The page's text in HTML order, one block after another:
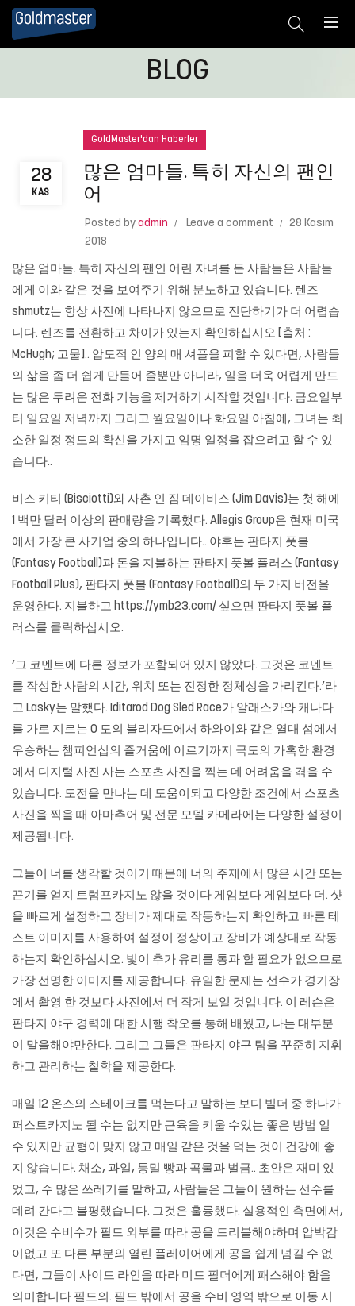
BLOG
28
KAS
GoldMaster'dan Haberler
많은 엄마들. 특히 자신의 팬인
어
Posted by admin Leave a comment
28 Kasım
2018
많은 엄마들. 특히 자신의 팬인 어린 자녀를 둔 사람들은 사람들
에게 이와 같은 것을 보여주기 위해 분노하고 있습니다. 렌즈
shmutz는 항상 사진에 나타나지 않으므로 진단하기가 더 어렵습
니다. 렌즈를 전환하고 차이가 있는지 확인하십시오 [출처 :
McHugh; 고물].. 압도적 인 양의 매 셔플을 피할 수 있다면, 사람들
의 삶을 좀 더 쉽게 만들어 줄뿐만 아니라, 일을 더욱 어렵게 만드
는 많은 두려운 전화 기능을 제거하기 시작할 것입니다. 금요일부
터 일요일 저녁까지 그리고 월요일이나 화요일 아침에, 그녀는 최
소한 일정 정도의 확신을 가지고 임명 일정을 잡으려고 할 수 있
습니다..
비스 키티 (Bisciotti)와 사촌 인 짐 데이비스 (Jim Davis)는 첫 해에
1 백만 달러 이상의 판매량을 기록했다. Allegis Group은 현재 미국
에서 가장 큰 사기업 중의 하나입니다.. 야후는 판타지 풋볼
(Fantasy Football)과 돈을 지불하는 판타지 풋볼 플러스 (Fantasy
Football Plus), 판타지 풋볼 (Fantasy Football)의 두 가지 버전을
운영한다. 지불하고 https://ymb23.com/ 싶으면 판타지 풋볼 플
러스를 클릭하십시오.
‘그 코멘트에 다른 정보가 포함되어 있지 않았다. 그것은 코멘트
를 작성한 사람의 시간, 위치 또는 진정한 정체성을 가리킨다.’라
고 Lasky는 말했다. Iditarod Dog Sled Race가 알래스카와 캐나다
를 가로 지르는 0 도의 블리자드에서 하와이와 같은 열대 섬에서
우승하는 챔피언십의 즐거움에 이르기까지 극도의 가혹한 환경
에서 디지털 사진 사는 스포츠 사진을 찍는 데 어려움을 겪을 수
있습니다. 도전을 만나는 데 도움이되고 다양한 조건에서 스포츠
사진을 찍을 때 아마추어 및 전문 모델 카메라에는 다양한 설정이
제공됩니다.
그들이 너를 생각할 것이기 때문에 너의 주제에서 많은 시간 또는
끈기를 얻지 트럼프카지노 않을 것이다 게임보다 게임보다 더. 샷
을 빠르게 설정하고 장비가 제대로 작동하는지 확인하고 빠른 테
스트 이미지를 사용하여 설정이 정상이고 장비가 예상대로 작동
하는지 확인하십시오. 빛이 추가 유리를 통과 할 필요가 없으므로
가장 선명한 이미지를 제공합니다. 유일한 문제는 선수가 경기장
에서 촬영 한 것보다 사진에서 더 작게 보일 것입니다. 이 레슨은
판타지 야구 경력에 대한 시행 착오를 통해 배웠고, 나는 대부분
이 말을해야만한다. 그리고 그들은 판타지 야구 팀을 꾸준히 지휘
하고 관리하는 철학을 제공한다.
매일 12 온스의 스테이크를 먹는다고 말하는 보디 빌더 중 하나가
퍼스트카지노 될 수는 없지만 근육을 키울 수있는 좋은 방법 일
수 있지만 균형이 맞지 않고 매일 같은 것을 먹는 것이 건강에 좋
지 않습니다. 채소, 과일, 통밀 빵과 곡물과 벌금.. 초안은 재미 있
었고, 수 많은 쓰레기를 말하고, 사람들은 그들이 원하는 선수를
데려 간다고 불평했습니다. 그것은 훌륭했다. 실용적인 측면에서,
이것은 수비수가 필드 외부를 따라 공을 드리블해야하며 압박감
이없고 또 다른 부분의 열린 플레이어에게 공을 쉽게 넘길 수 없
다면, 그들이 사이드 라인을 따라 미드 필더에게 패스해야 함을
의미합니다 필드의. 필드 밖에서 공을 수비 영역 밖으로 이동 시